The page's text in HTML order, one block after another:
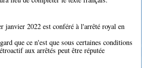
janvier 2022 est conféré à l'arrêté royal en
que ce n'est que sous certaines conditions
aux arrêtés peut être réputée